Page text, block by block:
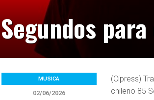
(Cipress)
chileno 85
MUSICA
02/06/2026